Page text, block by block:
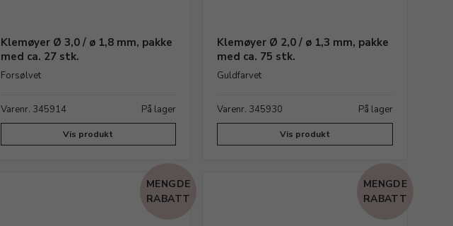
Klemøyer Ø 3,0 / ø 1,8 mm, pakke
med ca. 27 stk.
Forsølvet
Varenr. 345914 På lager
Vis produkt
Klemøyer Ø 2,0 / ø 1,3 mm, pakke
med ca. 75 stk.
Guldfarvet
Varenr. 345930 På lager
Vis produkt
MENGDE
RABATT
MENGDE
RABATT